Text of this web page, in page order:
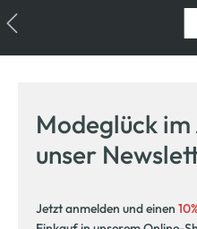
Modeglück im
unser
Jetzt anmelden und einen